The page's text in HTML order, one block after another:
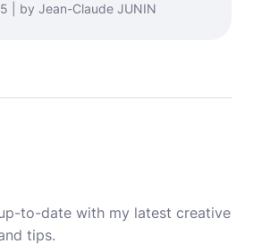
| by Jean-Claude JUNIN
to-date with my latest creative
tips.